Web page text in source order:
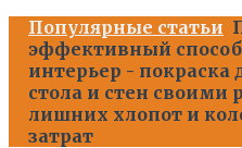
Популярные статьи
эффективный
интерьер - покраска
стола и стен своими
лишних хлопот и
затрат